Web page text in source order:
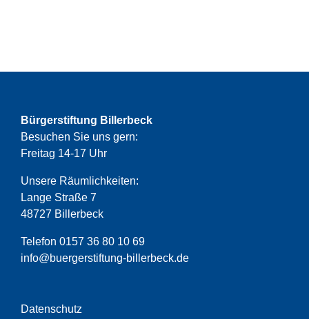
Bürgerstiftung Billerbeck
Besuchen Sie uns gern:
Freitag 14-17 Uhr
Unsere Räumlichkeiten:
Lange Straße 7
48727 Billerbeck
Telefon 0157 36 80 10 69
info@buergerstiftung-billerbeck.de
Datenschutz